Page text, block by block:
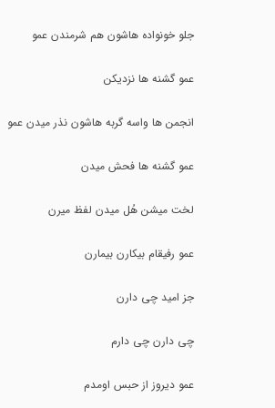
جلو خونواده هاشون هم شرمندن عمو
عمو گشنه ها نزدیکن
انجمن ها واسه گربه هاشون نذر میدن عمو
عمو گشنه ها فحش میدن
لخت میشن هُل میدن لفظ میرن
عمو رفیقام بیکارن بیمارن
جز امید چی دارن
چی دارن چی دارم
عمو دیروز از حبس اومدم